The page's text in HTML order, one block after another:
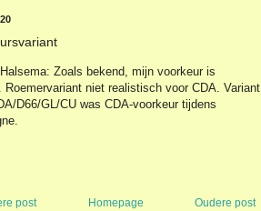
Zoals bekend, mijn voorkeur is
Roemervariant niet realistisch voor CDA. Variant
D66/GL/CU was CDA-voorkeur tijdens
post Oudere post
Homepage